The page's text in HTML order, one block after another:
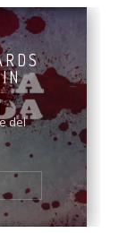
del